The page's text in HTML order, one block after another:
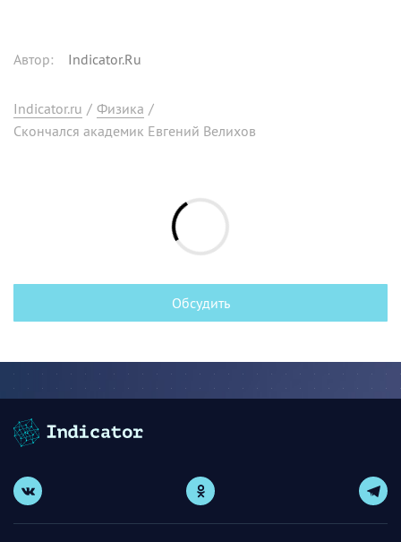
Автор: Indicator.Ru
Indicator.ru / Физика /
Скончался академик Евгений Велихов
Обсудить